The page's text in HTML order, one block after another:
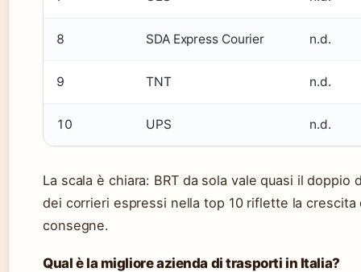
8 SDA Express Courier n.d.
9 TNT n.d.
10 UPS n.d.
La scala è chiara: BRT da sola vale quasi il
dei corrieri espressi nella top 10 riflette la crescita
consegne.
Qual è la migliore azienda di trasporti in Italia?